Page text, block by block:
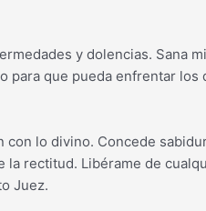
y dolencias. Sana
que pueda enfrentar los
lo divino. Concede
rectitud. Libérame de
Juez.